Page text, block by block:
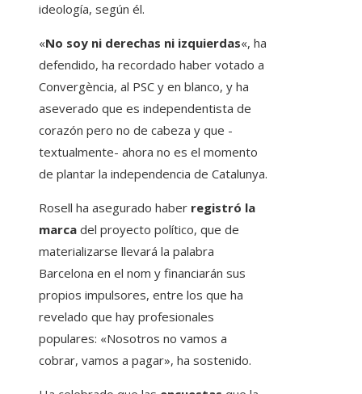
ideología, según él.
«No soy ni derechas ni izquierdas«, ha
defendido, ha recordado haber votado a
Convergència, al PSC y en blanco, y ha
aseverado que es independentista de
corazón pero no de cabeza y que -
textualmente- ahora no es el momento
de plantar la independencia de Catalunya.
Rosell ha asegurado haber registró la
marca del proyecto político, que de
materializarse llevará la palabra
Barcelona en el nom y financiarán sus
propios impulsores, entre los que ha
revelado que hay profesionales
populares: «Nosotros no vamos a
cobrar, vamos a pagar», ha sostenido.